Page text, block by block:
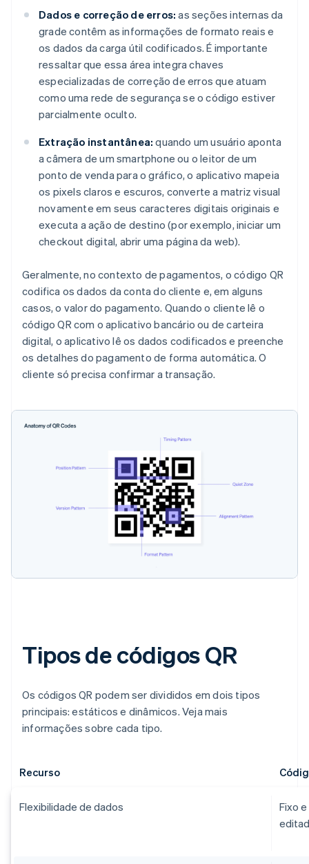
Dados e correção de erros: as seções internas da
grade contêm as informações de formato reais e
os dados da carga útil codificados. É importante
ressaltar que essa área integra chaves
especializadas de correção de erros que atuam
como uma rede de segurança se o código estiver
parcialmente oculto.
Extração instantânea: quando um usuário aponta
a câmera de um smartphone ou o leitor de um
ponto de venda para o gráfico, o aplicativo mapeia
os pixels claros e escuros, converte a matriz visual
novamente em seus caracteres digitais originais e
executa a ação de destino (por exemplo, iniciar um
checkout digital, abrir uma página da web).
Geralmente, no contexto de pagamentos, o código QR
codifica os dados da conta do cliente e, em alguns
casos, o valor do pagamento. Quando o cliente lê o
código QR com o aplicativo bancário ou de carteira
digital, o aplicativo lê os dados codificados e preenche
os detalhes do pagamento de forma automática. O
cliente só precisa confirmar a transação.
Tipos de códigos QR
Os códigos QR podem ser divididos em dois tipos
principais: estáticos e dinâmicos. Veja mais
informações sobre cada tipo.
Recurso
Flexibilidade de dados
Fixo